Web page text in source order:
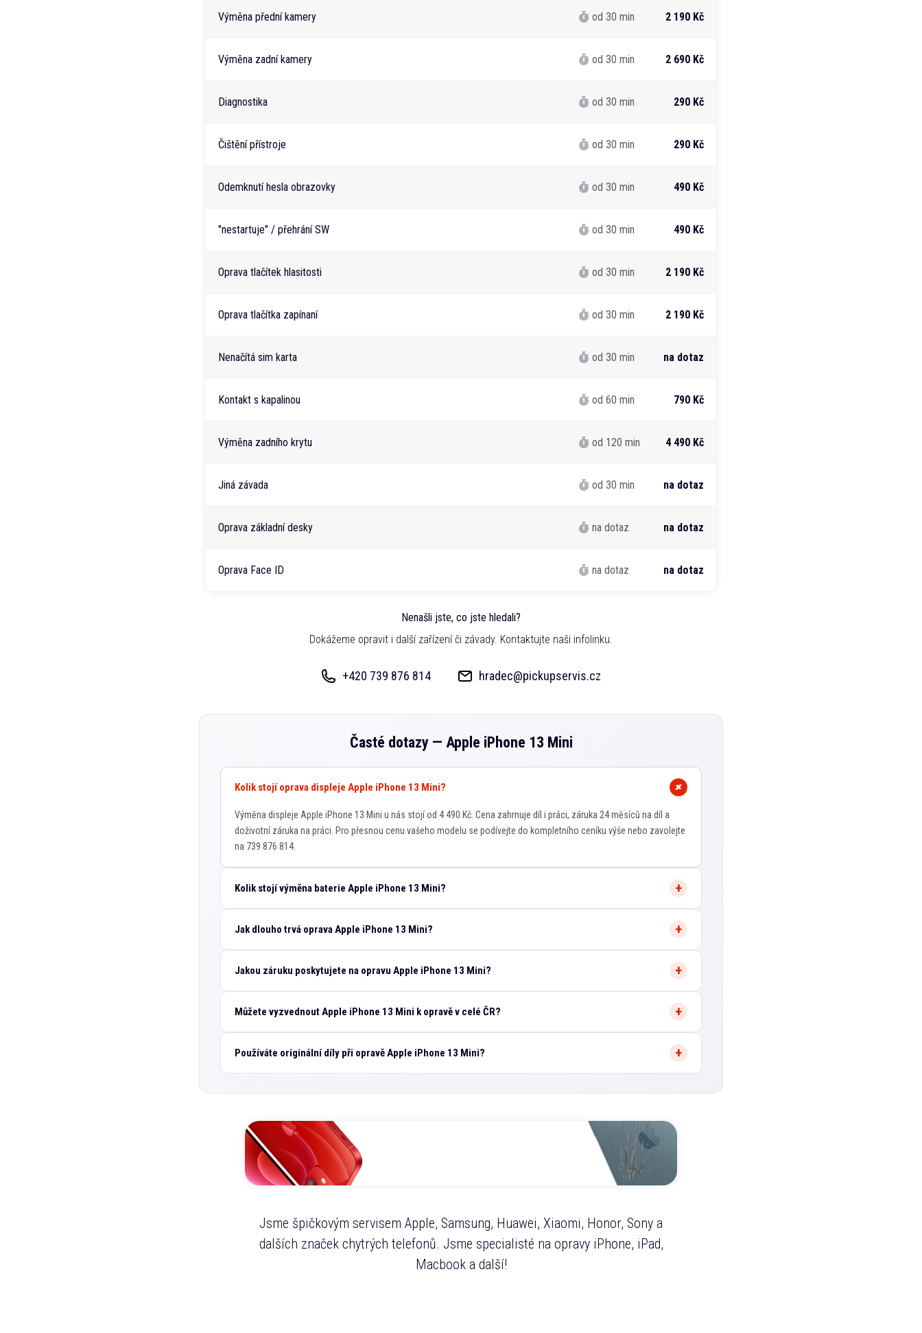
Výměna přední kamery od 30 min 2 190 Kč
Výměna zadní kamery od 30 min 2 690 Kč
Diagnostika od 30 min 290 Kč
Čištění přístroje od 30 min 290 Kč
Odemknutí hesla obrazovky od 30 min 490 Kč
"nestartuje" / přehrání SW od 30 min 490 Kč
Oprava tlačítek hlasitosti od 30 min 2 190 Kč
Oprava tlačítka zapínaní od 30 min 2 190 Kč
Nenačítá sim karta od 30 min na dotaz
Kontakt s kapalinou od 60 min 790 Kč
Výměna zadního krytu od 120 min 4 490 Kč
Jiná závada od 30 min na dotaz
Oprava základní desky na dotaz na dotaz
Oprava Face ID na dotaz na dotaz
Nenašli jste, co jste hledali?
Dokážeme opravit i další zařízení či závady. Kontaktujte naši infolinku.
+420 739 876 814 hradec@pickupservis.cz
Časté dotazy — Apple iPhone 13 Mini
Kolik stojí oprava displeje Apple iPhone 13 Mini?
Výměna displeje Apple iPhone 13 Mini u nás stojí od 4 490 Kč. Cena zahrnuje díl i práci, záruka 24 měsíců na díl a
doživotní záruka na práci. Pro přesnou cenu vašeho modelu se podívejte do kompletního ceníku výše nebo zavolejte
na 739 876 814.
Kolik stojí výměna baterie Apple iPhone 13 Mini?
Jak dlouho trvá oprava Apple iPhone 13 Mini?
Jakou záruku poskytujete na opravu Apple iPhone 13 Mini?
Můžete vyzvednout Apple iPhone 13 Mini k opravě v celé ČR?
Používáte originální díly při opravě Apple iPhone 13 Mini?
Jsme špičkovým servisem Apple, Samsung, Huawei, Xiaomi, Honor, Sony a
dalších značek chytrých telefonů. Jsme specialisté na opravy iPhone, iPad,
Macbook a další!